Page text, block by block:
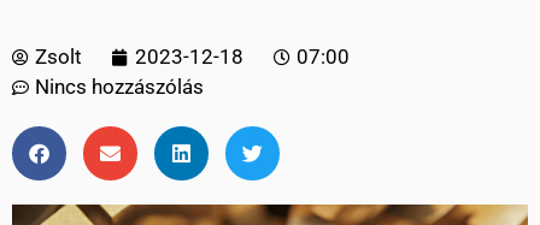
Zsolt 2023-12-18
07:00
Nincs hozzászólás